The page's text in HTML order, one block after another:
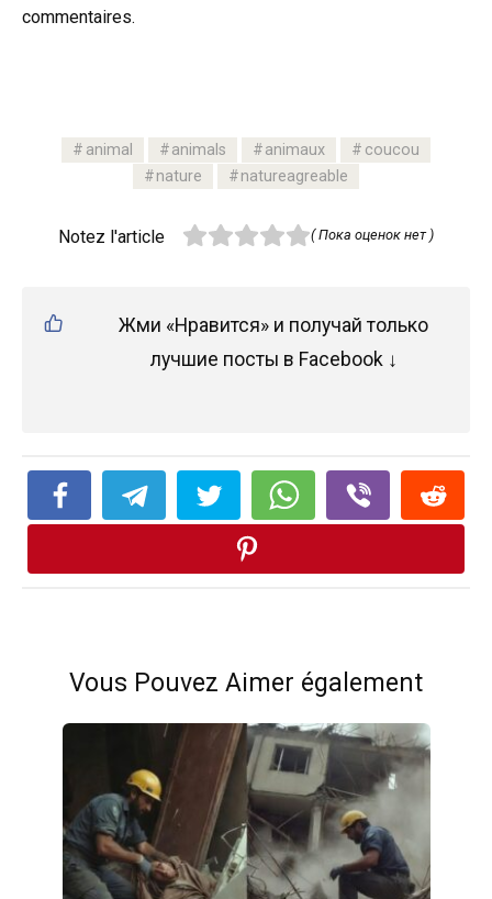
commentaires.
animal animals animaux
coucou
nature
natureagreable
Notez l'article ( Пока оценок нет )
Жми «Нравится» и получай только
лучшие посты в Facebook ↓
Vous Pouvez Aimer également